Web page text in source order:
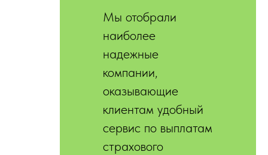
Мы отобрали
наиболее
надежные
компании,
оказывающие
клиентам удобный
сервис по выплатам
страхового